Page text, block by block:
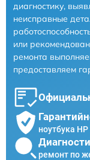
диагностику,
неисправные
или
ремонта
предоставляем
ноутбука
ремонт по